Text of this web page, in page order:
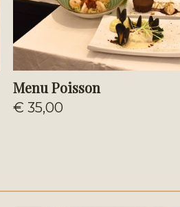
Menu Poisson
€ 35,00